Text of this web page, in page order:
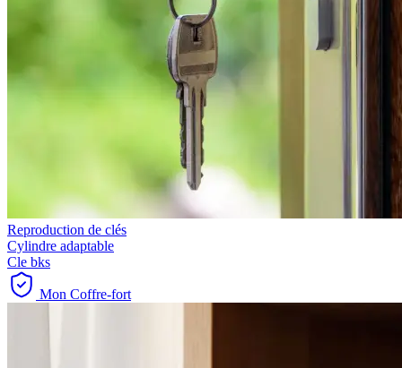
Reproduction de clés
Cylindre adaptable
Cle bks
Mon Coffre-fort